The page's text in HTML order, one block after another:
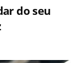
do seu